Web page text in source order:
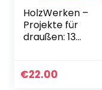
HolzWerken –
Projekte für
draußen: 13
Spielhaus
€22.00